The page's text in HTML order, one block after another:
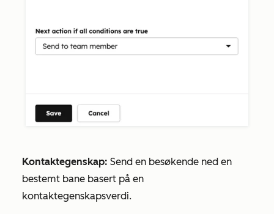
Kontaktegenskap: Send en besøkende ned en
bestemt bane basert på en
kontaktegenskapsverdi.